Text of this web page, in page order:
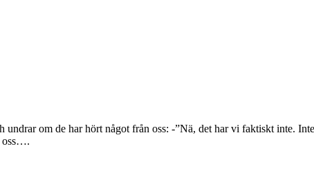
undrar om de har hört något från oss: -”Nä, det har vi faktiskt inte.
oss….